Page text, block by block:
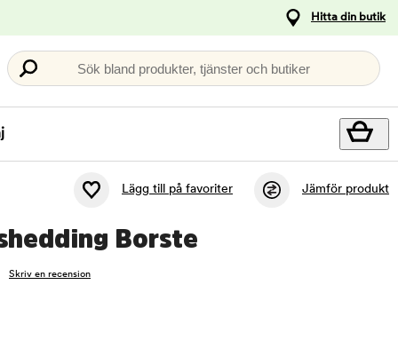
Hitta din butik
Sök bland produkter, tjänster och butiker
Lägg till på favoriter Jämför produkt
Borste
Skriv en recension